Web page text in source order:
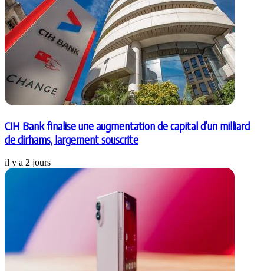
CIH Bank finalise une augmentation de capital d’un milliard
de dirhams, largement souscrite
il y a 2 jours